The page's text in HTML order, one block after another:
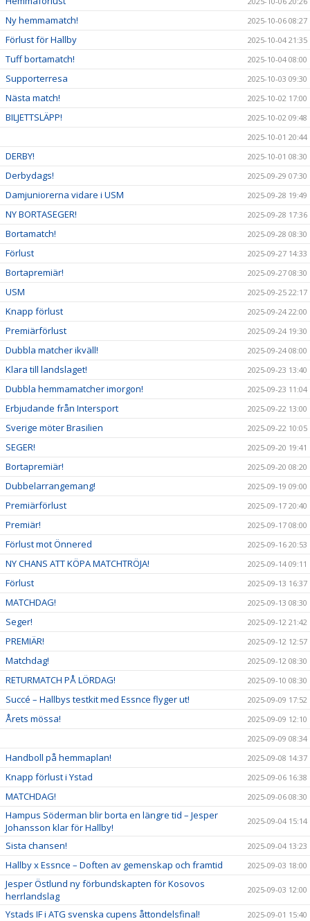
Ny hemmamatch! 2025-10-06 08:27
Förlust för Hallby 2025-10-04 21:35
Tuff bortamatch! 2025-10-04 08:00
Supporterresa 2025-10-03 09:30
Nästa match! 2025-10-02 17:00
BILJETTSLÄPP!
2025-10-02 09:48
2025-10-01 20:44
DERBY! 2025-10-01 08:30
Derbydags! 2025-09-29 07:30
Damjuniorerna vidare i USM 2025-09-28 19:49
NY BORTASEGER! 2025-09-28 17:36
Bortamatch! 2025-09-28 08:30
Förlust 2025-09-27 14:33
Bortapremiär! 2025-09-27 08:30
USM 2025-09-25 22:17
Knapp förlust 2025-09-24 22:00
Premiärförlust 2025-09-24 19:30
Dubbla matcher ikväll! 2025-09-24 08:00
Klara till landslaget! 2025-09-23 13:40
Dubbla hemmamatcher imorgon! 2025-09-23 11:04
Erbjudande från Intersport 2025-09-22 13:00
Sverige möter Brasilien 2025-09-22 10:05
SEGER! 2025-09-20 19:41
Bortapremiär! 2025-09-20 08:20
Dubbelarrangemang! 2025-09-19 09:00
Premiärförlust 2025-09-17 20:40
Premiär! 2025-09-17 08:00
Förlust mot Önnered 2025-09-16 20:53
NY CHANS ATT KÖPA MATCHTRÖJA! 2025-09-14 09:11
Förlust 2025-09-13 16:37
MATCHDAG! 2025-09-13 08:30
Seger! 2025-09-12 21:42
PREMIÄR! 2025-09-12 12:57
Matchdag! 2025-09-12 08:30
RETURMATCH PÅ LÖRDAG! 2025-09-10 08:30
Succé – Hallbys testkit med Essnce flyger ut! 2025-09-09 17:52
Årets mössa!
2025-09-09 12:10
2025-09-09 08:34
Handboll på hemmaplan! 2025-09-08 14:37
Knapp förlust i Ystad 2025-09-06 16:38
MATCHDAG! 2025-09-06 08:30
Hampus Söderman blir borta en längre tid – Jesper
Johansson klar för Hallby!
2025-09-04 15:14
Sista chansen! 2025-09-04 13:23
Hallby x Essnce – Doften av gemenskap och framtid 2025-09-03 18:00
Jesper Östlund ny förbundskapten för Kosovos
herrlandslag
2025-09-03 12:00
Ystads IF i ATG svenska cupens åttondelsfinal! 2025-09-01 15:40